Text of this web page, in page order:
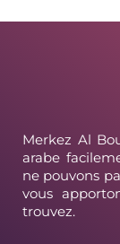
Merkez Al
arabe
ne pouvons
vous
trouvez.